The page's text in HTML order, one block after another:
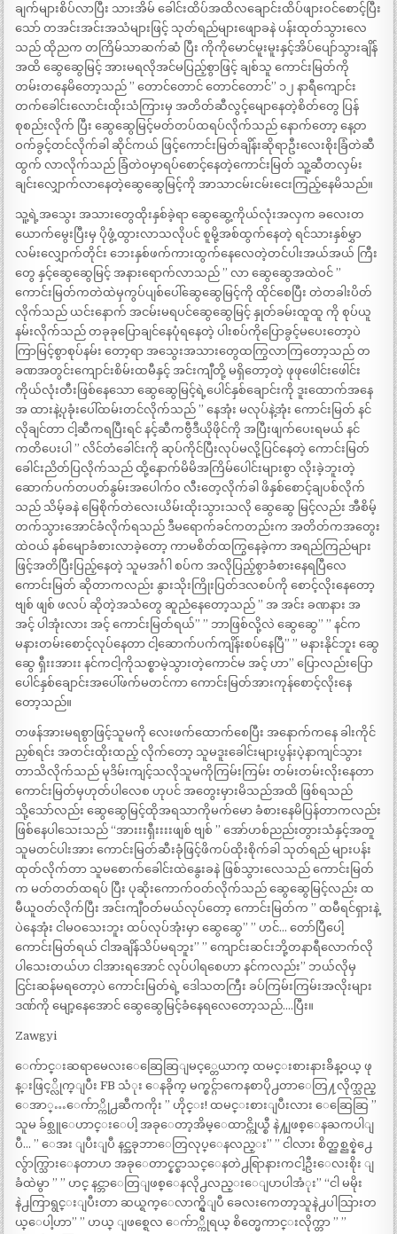
ချက်များစိပ်လာပြီး သားအိမ် ခေါင်းထိပ်အထိလချောင်းထိပ်ဖျားဝင်စောင့်ပြီး
သော် တအင်းအင်းအသံများဖြင့် သုတ်ရည်များဖျောခနဲ ပန်းထုတ်သွားလေ
သည် ထိုညက တကြိမ်သာဆက်ဆံ ပြီး ကိုကိုမောင်မူးမူးနှင့်အိပ်ပျော်သွားချိန်
အထိ ဆွေဆွေမြင့် အားမရလိုအင်မပြည့်စွာဖြင့် ချစ်သူ ကောင်းမြတ်ကို
တမ်းတနေမိတော့သည် ” တောင်တောင် တောင်တောင်” ၁၂ နာရီကျောင်း
တက်ခေါင်းလောင်းထိုးသံကြားမှ အတိတ်ဆီလွင့်မျောနေတဲ့စိတ်တွေ ပြန်
စုစည်းလိုက် ပြီး ဆွေဆွေမြင့်မတ်တပ်ထရပ်လိုက်သည် နောက်တော့ နေ့တ
ဝက်ခွင့်တင်လိုက်ခါ ဆိုင်ကယ် ဖြင့်ကောင်းမြတ်ချိန်းဆိုရာဦးလေးစိုးခြံတဲဆီ
ထွက် လာလိုက်သည် ခြံတဲဝမှာရပ်စောင့်နေတဲ့ကောင်းမြတ် သူ့ဆီတလှမ်း
ချင်းလျှောက်လာနေတဲ့ဆွေဆွေမြင့်ကို အာသာငမ်းငမ်းငေးကြည့်နေမိသည်။
သူ့ရဲ့အသွေး အသားတွေထိုးနှစ်ခဲ့ရာ ဆွေဆွေ့ကိုယ်လုံးအလှက ခလေးတ
ယောက်မွေးပြီးမှ ပိုဖွံ့ထွားလာသလိုပင် စူမို့အစ်ထွက်နေတဲ့ ရင်သားနှစ်မွှာ
လမ်းလျှောက်တိုင်း ဘေးနှစ်ဖက်ကားထွက်နေလေတဲ့တင်ပါးအယ်အယ် ကြီး
တွေ နှင့်ဆွေဆွေမြင့် အနားရောက်လာသည် ” လာ ဆွေဆွေအထဲဝင် ”
ကောင်းမြတ်ကတဲထဲမှကွပ်ပျစ်ပေါ်ဆွေဆွေမြင့်ကို ထိုင်စေပြီး တဲတခါးပိတ်
လိုက်သည် ယင်းနောက် အငမ်းမရပင်ဆွေဆွေမြင့် နှုတ်ခမ်းထူထူ ကို စုပ်ယူ
နမ်းလိုက်သည် တခုခုပြောချင်နေပုံရနေတဲ့ ပါးစပ်ကိုပြောခွင့်မပေးတော့ပဲ
ကြာမြင့်စွာစုပ်နမ်း တော့ရာ အသွေးအသားတွေထကြွလာကြတော့သည် တ
ခဏအတွင်းကျောင်းစိမ်းထမီနှင့် အင်းကျီတို့ မရှိတော့တဲ့ ဖုဖုဖေါင်းဖေါင်း
ကိုယ်လုံးတီးဖြစ်နေသော ဆွေဆွေမြင့်ရဲ့ပေါင်နှစ်ချောင်းကို ဒူးထောက်အနေ
အ ထားနဲ့ပုခုံးပေါ်ထမ်းတင်လိုက်သည် ” နေအုံး မလုပ်နဲ့အုံး ကောင်းမြတ် နင်
လိုချင်တာ ငါ့ဆီကရပြီးရင် နင့်ဆီကဗွီဒီယိုဖိုင်ကို အပြီးဖျက်ပေးရမယ် နင်
ကတိပေးပါ ” လိင်တံခေါင်းကို ဆုပ်ကိုင်ပြီးလုပ်မလို့ပြင်နေတဲ့ ကောင်းမြတ်
ခေါင်းညိတ်ပြလိုက်သည် ထို့နောက်မိမိအကြိမ်ပေါင်းများစွာ လိုးခဲ့ဘူးတဲ့
ဆောက်ပက်တပတ်နွမ်းအပေါက်ဝ လီးတေ့လိုက်ခါ ဖိနှစ်စောင့်ချပစ်လိုက်
သည် သိမ့်ခနဲ မြေစိုက်တဲလေးယိမ်းထိုးသွားသလို ဆွေဆွေ မြင့်လည်း အီစိမ့်
တက်သွားအောင်ခံလိုက်ရသည် ဒီမရောက်ခင်ကတည်းက အတိတ်ကအတွေး
ထဲဝယ် နစ်မျောခံစားလာခဲ့တော့ ကာမစိတ်ထကြွနေခဲ့ကာ အရည်ကြည်များ
ဖြင့်အတိပြီးပြည့်နေတဲ့ သူမအင်္ဂါ စပ်က အလိုပြည့်စွာခံစားနေရပြီလေ
ကောင်းမြတ် ဆိုတာကလည်း နွားသိုးကြိုးပြတ်ဒလစပ်ကို စောင့်လိုးနေတော့
ဗျစ် ဖျစ် ဖလပ် ဆိုတဲ့အသံတွေ ဆူညံနေတော့သည် ” အ အင်း ခဏနား အ
အင့် ပါအုံးလား အင့် ကောင်းမြတ်ရယ်” ” ဘာဖြစ်လို့လဲ ဆွေဆွေ” ” နင်က
မနားတမ်းစောင့်လုပ်နေတာ ငါ့ဆောက်ပက်ကျိန်းစပ်နေပြီ” ” မနားနိုင်ဘူး ဆွေ
ဆွေ ရှီးးအားး နင်ကငါ့ကိုသစ္စာမဲ့သွားတဲ့ကောင်မ အင့် ဟာ” ပြောလည်းပြော
ပေါင်နှစ်ချောင်းအပေါ်ဖက်မတင်ကာ ကောင်းမြတ်အားကုန်စောင့်လိုးနေ
တော့သည်။
တဖန်အားမရစွာဖြင့်သူမကို လေးဖက်ထောက်စေပြီး အနောက်ကနေ ခါးကိုင်
ညှစ်ရင်း အတင်းထိုးထည့် လိုက်တော့ သူမဒူးခေါင်းများပွန်းပဲ့နာကျင်သွား
တာသိလိုက်သည် မုဒိမ်းကျင့်သလိုသူမကိုကြမ်းကြမ်း တမ်းတမ်းလိုးနေတာ
ကောင်းမြတ်မှဟုတ်ပါလေစ ဟုပင် အတွေးမှားမိသည်အထိ ဖြစ်ရသည်
သို့သော်လည်း ဆွေဆွေမြင့်ထိုအရသာကိုမက်မော ခံစားနေမိပြန်တာကလည်း
ဖြစ်နေပါသေးသည် “အားးးရှီးးးးဖျစ် ဗျစ် ” အော်ဟစ်ညည်းတွားသံနှင့်အတူ
သူမတင်ပါးအား ကောင်းမြတ်ဆီးခုံဖြင့်ဖိကပ်ထိုးစိုက်ခါ သုတ်ရည် များပန်း
ထုတ်လိုက်တာ သူမစောက်ခေါင်းထဲနွေးခနဲ ဖြစ်သွားလေသည် ကောင်းမြတ်
က မတ်တတ်ထရပ် ပြီး ပုဆိုးကောက်ဝတ်လိုက်သည် ဆွေဆွေမြင့်လည်း ထ
မီယူဝတ်လိုက်ပြီး အင်းကျီဝတ်မယ်လုပ်တော့ ကောင်းမြတ်က ” ထမီရင်ရှားနဲ့
ပဲနေအုံး ငါမဝသေးဘူး ထပ်လုပ်အုံးမှာ ဆွေဆွေ” ” ဟင်… တော်ပြီပေါ့
ကောင်းမြတ်ရယ် ငါအချိန်သိပ်မရဘူး” ” ကျောင်းဆင်းဘို့တနာရီလောက်လို
ပါသေးတယ်ဟ ငါအားရအောင် လုပ်ပါရစေဟာ နင်ကလည်း” ဘယ်လိုမှ
ငြင်းဆန်မရတော့ပဲ ကောင်းမြတ်ရဲ့ ဒေါသတကြီး ခပ်ကြမ်းကြမ်းအလိုးများ
ဒဏ်ကို မျော့နေအောင် ဆွေဆွေမြင့်ခံနေရလေတော့သည်….ပြီး။
Zawgyi
ေက်ာင္းဆရာမေလးေဆြေဆြျမင့္တေယာက္ ထမင္းစားနားခ်ိန္ဝယ္ ဖု
န္းဖြင့္လိုက္ျပီး FB သံုး ေနခိုက္ မက္စင္ဂ်ာကေနစာပို႕တာေတြ႔လိုက္သည္
ေအာ္…ေက်ာ္ကို႕ဆီကကိုး ” ဟိုင္း! ထမင္းစားျပီးလား ေဆြေဆြ ”
သူမ ခ်စ္သူေဟာင္းေပါ့ အခုေတာ့အိမ္ေထာင္ကိုယ္စီ နဲ႔ျဖစ္ေနႀကပါျ
ပီ… ” ေအး ျပီးျပီ နင္အခုဘာေတြလုပ္ေနလည္း” ” ငါလား စိတ္ညစ္ညစ္နဲ႕ေ
လ်ွာက္သြားေနတာဟ အခုေတာင္နင္စာသင္ေနတဲ႕ရြာနားကငါ့ဦးေလးစိုး ျ
ခံထဲမွာ ” ” ဟင္ နင္ဘာေတြျဖစ္ေနလို႕လည္းေျပာပါအံုး” “ငါ မမိုး
နဲ႕ကြာရွင္းျပီးတာ ဆယ္ရက္ေလာက္ရွိျပီ ခေလးကေတာ့သူနဲ႕ပါသြားတ
ယ္ေပါ့ဟာ” ” ဟယ္ ျဖစ္ရေလ ေက်ာ္ကိုရယ္ စိတ္မေကာင္းလိုက္တာ ” ”